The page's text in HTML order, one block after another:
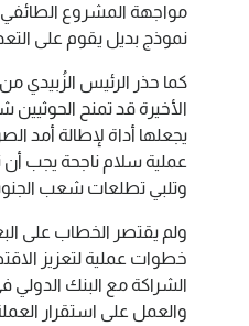
مواجهة المشروع الطائفي
نموذج بديل يقوم على
كما حذر الرئيس الزُبيدي
الأخيرة قد تمنح الحوثيين
يجعلها أداة لإطالة أمد
عملية سلام ناجحة يجب أن
وتلبي تطلعات شعب
ولم يقتصر الخطاب على
خطوات عملية لتعزيز
الشراكة مع البنك الدولي
والعمل على استقرار